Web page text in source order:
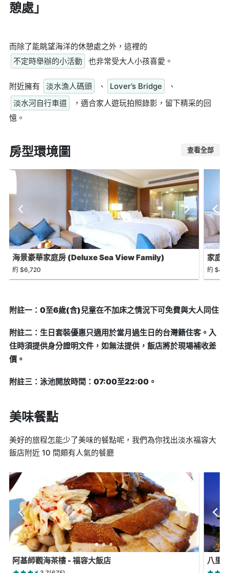
憩處」
而除了能眺望海洋的休憩處之外，這裡的
不定時舉辦的小活動
也非常受大人小孩喜愛。
附近擁有 淡水漁人碼頭 、 Lover’s Bridge
、
淡水河自行車道
，適合家人遊玩拍照錄影，留下精采的回
憶。
房型環境圖 查看全部
海景豪華家庭房 (Deluxe Sea View Family)
約 $6,720
家庭
約
附註一：0至6歲(含)兒童在不加床之情況下可免費與大人同住
附註二：生日套裝優惠只適用於當月過生日的台灣籍住客。入
住時須提供身分證明文件，如無法提供，飯店將於現場補收差
價。
附註三：泳池開放時間：07:00至22:00。
美味餐點
美好的旅程怎能少了美味的餐點呢，我們為你找出淡水福容大
飯店附近 10 間頗有人氣的餐廳
阿基師觀海茶樓 - 福容大飯店 八里